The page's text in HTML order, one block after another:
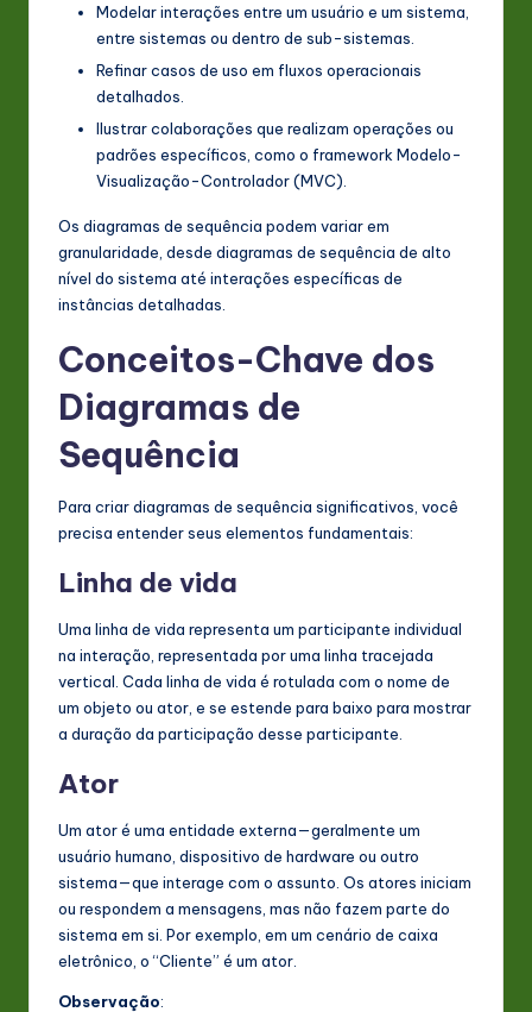
Modelar interações entre um usuário e um sistema,
entre sistemas ou dentro de sub-sistemas.
Refinar casos de uso em fluxos operacionais
detalhados.
Ilustrar colaborações que realizam operações ou
padrões específicos, como o framework Modelo-
Visualização-Controlador (MVC).
Os diagramas de sequência podem variar em
granularidade, desde diagramas de sequência de alto
nível do sistema até interações específicas de
instâncias detalhadas.
Conceitos-Chave dos
Diagramas de
Sequência
Para criar diagramas de sequência significativos, você
precisa entender seus elementos fundamentais:
Linha de vida
Uma linha de vida representa um participante individual
na interação, representada por uma linha tracejada
vertical. Cada linha de vida é rotulada com o nome de
um objeto ou ator, e se estende para baixo para mostrar
a duração da participação desse participante.
Ator
Um ator é uma entidade externa—geralmente um
usuário humano, dispositivo de hardware ou outro
sistema—que interage com o assunto. Os atores iniciam
ou respondem a mensagens, mas não fazem parte do
sistema em si. Por exemplo, em um cenário de caixa
eletrônico, o “Cliente” é um ator.
Observação: